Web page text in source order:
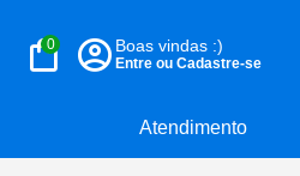
Atendimento
0 Boas vindas :)
Entre ou Cadastre-se